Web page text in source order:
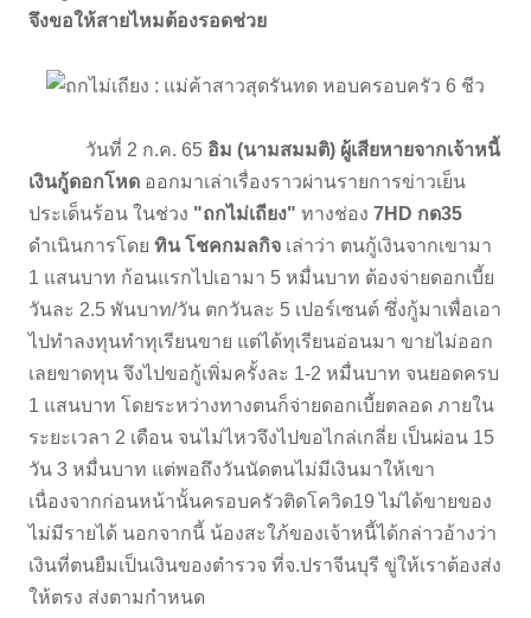
จึงขอให้สายไหมต้องรอดช่วย
วันที่ 2 ก.ค. 65 อิม (นามสมมติ) ผู้เสียหายจากเจ้าหนี้
เงินกู้ดอกโหด ออกมาเล่าเรื่องราวผ่านรายการข่าวเย็น
ประเด็นร้อน ในช่วง "ถกไม่เถียง" ทางช่อง 7HD กด35
ดำเนินการโดย ทิน โชคกมลกิจ เล่าว่า ตนกู้เงินจากเขามา
1 แสนบาท ก้อนแรกไปเอามา 5 หมื่นบาท ต้องจ่ายดอกเบี้ย
วันละ 2.5 พันบาท/วัน ตกวันละ 5 เปอร์เซนต์ ซึ่งกู้มาเพื่อเอา
ไปทำลงทุนทำทุเรียนขาย แต่ได้ทุเรียนอ่อนมา ขายไม่ออก
เลยขาดทุน จึงไปขอกู้เพิ่มครั้งละ 1-2 หมื่นบาท จนยอดครบ
1 แสนบาท โดยระหว่างทางตนก็จ่ายดอกเบี้ยตลอด ภายใน
ระยะเวลา 2 เดือน จนไม่ไหวจึงไปขอไกล่เกลี่ย เป็นผ่อน 15
วัน 3 หมื่นบาท แต่พอถึงวันนัดตนไม่มีเงินมาให้เขา
เนื่องจากก่อนหน้านั้นครอบครัวติดโควิด19 ไม่ได้ขายของ
ไม่มีรายได้ นอกจากนี้ น้องสะใภ้ของเจ้าหนี้ได้กล่าวอ้างว่า
เงินที่ตนยืมเป็นเงินของตำรวจ ที่จ.ปราจีนบุรี ขู่ให้เราต้องส่ง
ให้ตรง ส่งตามกำหนด